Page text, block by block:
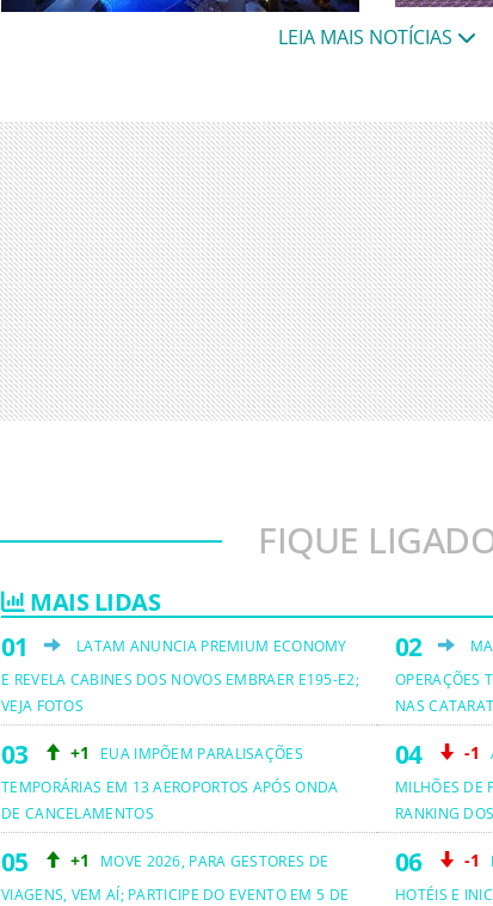
Hotel
destaca
infraestrutura, incluindo quartos, áreas
LEIA MAIS NOTÍCIAS
FIQUE
MAIS LIDAS
LATAM ANUNCIA PREMIUM ECONOMY
E REVELA CABINES DOS NOVOS EMBRAER E195-E2;
VEJA FOTOS
OPERAÇÕES
NAS
+1
EUA IMPÕEM PARALISAÇÕES
TEMPORÁRIAS EM 13 AEROPORTOS APÓS ONDA
DE CANCELAMENTOS
-1
MILHÕES DE
RANKING
+1
MOVE 2026, PARA GESTORES DE
VIAGENS, VEM AÍ; PARTICIPE DO EVENTO EM 5 DE
-1
HOTÉIS E